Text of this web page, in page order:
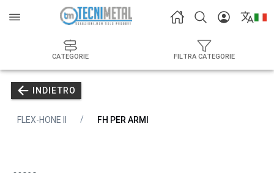
CATEGORIE FILTRA CATEGORIE
INDIETRO
FLEX-HONE II FH PER ARMI